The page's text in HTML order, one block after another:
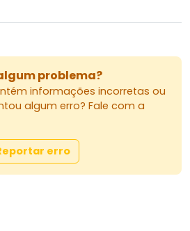
problema?
informações incorretas ou
algum erro? Fale com a
erro